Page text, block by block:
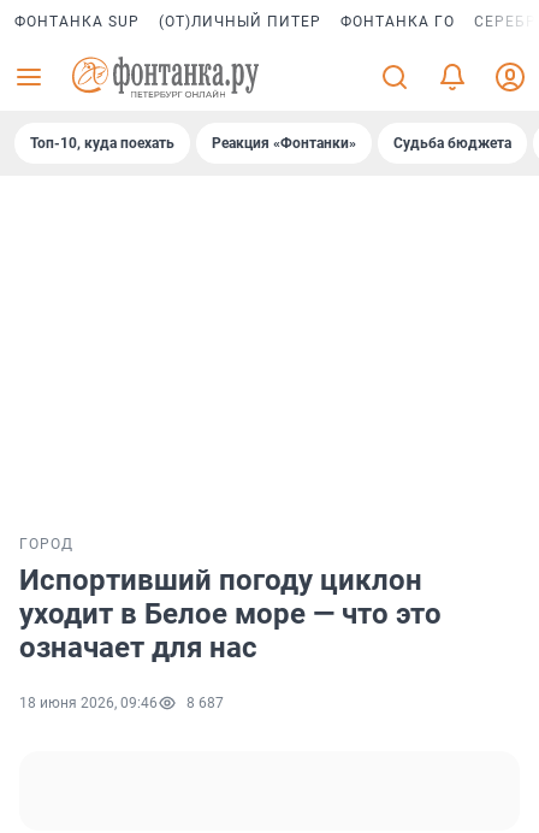
ФОНТАНКА SUP (ОТ)ЛИЧНЫЙ ПИТЕР ФОНТАНКА ГО
Топ-10, куда поехать Реакция «Фонтанки» Судьба бюджета
ГОРОД
Испортивший погоду циклон
уходит в Белое море — что это
означает для нас
18 июня 2026, 09:46 8 687